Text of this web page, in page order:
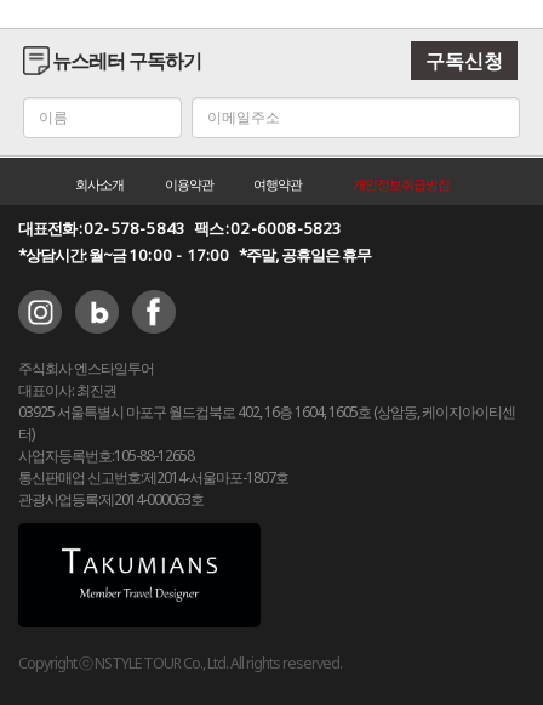
뉴스레터 구독하기 구독신청
회사소개 이용약관 여행약관 개인정보취급방침
대표전화 :02-578-5843 팩스 :02-6008-5823
*상담시간: 월~금10:00 - 17:00 *주말, 공휴일은 휴무
주식회사 엔스타일투어
대표이사: 최진권
03925 서울특별시 마포구 월드컵북로 402, 16층 1604, 1605호 (상암동, 케이지아이티센
터)
사업자등록번호:105-88-12658
통신판매업 신고번호:제2014-서울마포-1807호
관광사업등록:제2014-000063호
Copyright ⓒ NSTYLE TOUR Co., Ltd. All rights reserved.